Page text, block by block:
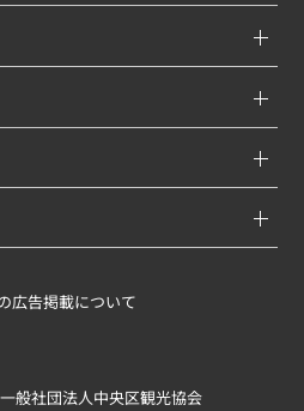
広告掲載について
般社団法人中央区観光協会